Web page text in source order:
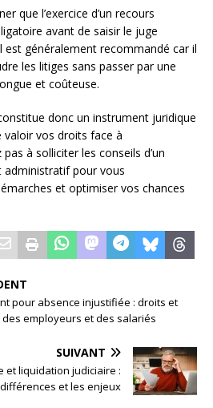
que l’exercice d’un recours
avant de saisir le juge
généralement recommandé car il
les litiges sans passer par une
et coûteuse.
donc un instrument juridique
vos droits face à
pas à solliciter les conseils d’un
administratif pour vous
et optimiser vos chances
pour absence injustifiée : droits et
employeurs et des salariés
SUIVANT
et liquidation judiciaire :
et les enjeux